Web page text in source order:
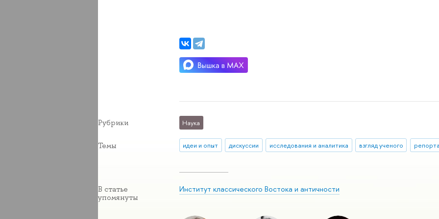
Рубрики Наука
Темы идеи и опыт дискуссии исследования и аналитика взгляд ученого
В статье
упомянуты
Институт классического Востока и античности